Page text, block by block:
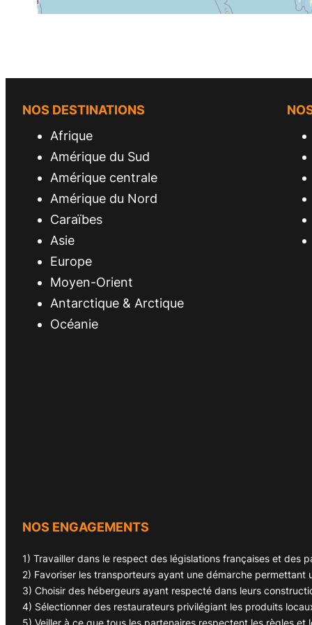
NOS DESTINATIONS
Afrique
Amérique du Sud
Amérique centrale
Amérique du Nord
Caraïbes
Asie
Europe
Moyen-Orient
Antarctique & Arctique
Océanie
NOS ENGAGEMENTS
1) Travailler dans le respect des législations françaises et des
2) Favoriser les transporteurs ayant une démarche
3) Choisir des hébergeurs ayant respecté dans leurs
4) Sélectionner des restaurateurs privilégiant les produits
5) Veiller à ce que tous les partenaires respectent les règles